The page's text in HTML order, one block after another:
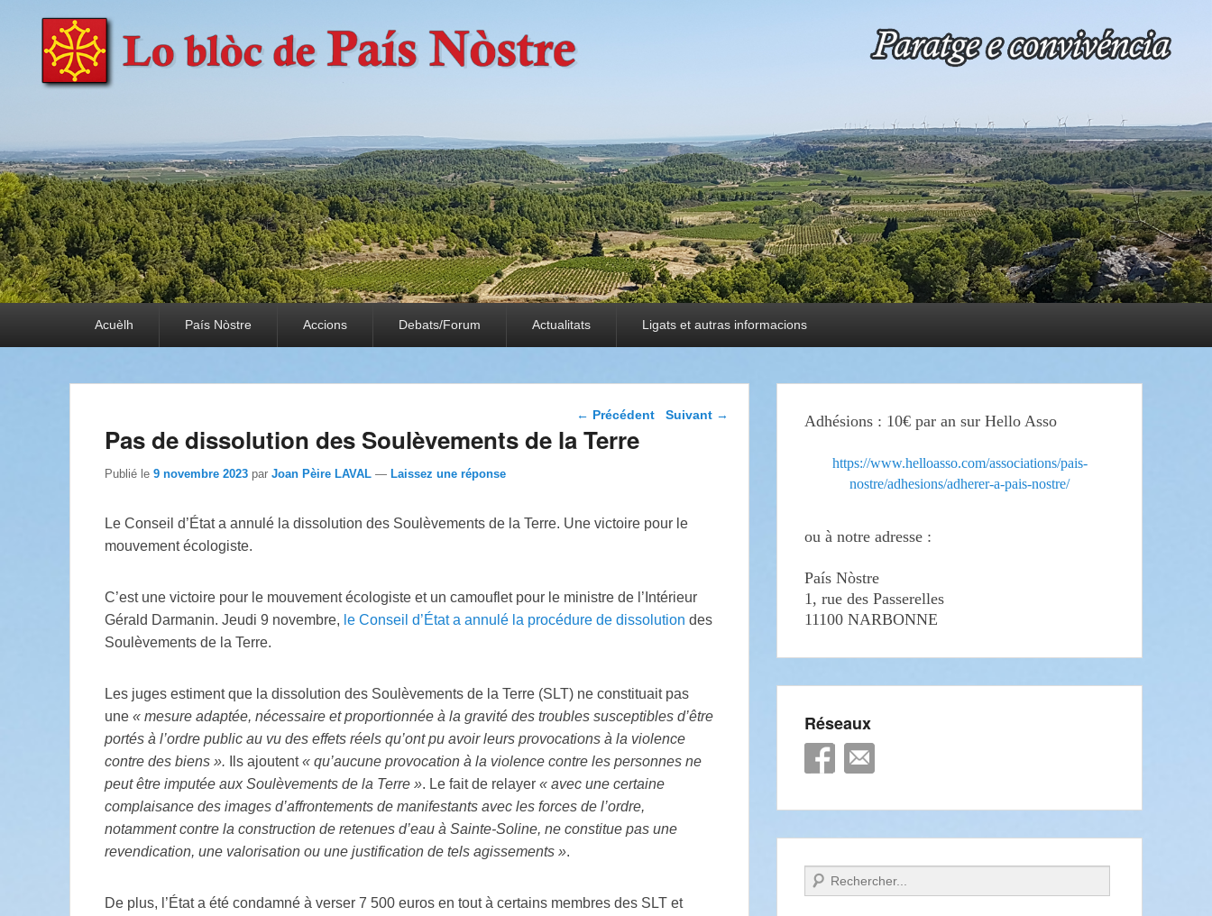
País Nòstre
Paratge e Convivència
Acuèlh País Nòstre Accions Debats/Forum Actualitats Ligats et autras informacions
Navigation dans les
← Précédent Suivant →
Pas de dissolution des Soulèvements de la Terre
Publié le 9 novembre 2023 par Joan Pèire LAVAL — Laissez une réponse
Le Conseil d’État a annulé la dissolution des Soulèvements de la Terre. Une victoire pour le
mouvement écologiste.
C’est une victoire pour le mouvement écologiste et un camouflet pour le ministre de l’Intérieur
Gérald Darmanin. Jeudi 9 novembre, le Conseil d’État a annulé la procédure de dissolution des
Soulèvements de la Terre.
Les juges estiment que la dissolution des Soulèvements de la Terre (SLT) ne constituait pas
une « mesure adaptée, nécessaire et proportionnée à la gravité des troubles susceptibles d’être
portés à l’ordre public au vu des effets réels qu’ont pu avoir leurs provocations à la violence
contre des biens ». Ils ajoutent« qu’aucune provocation à la violence contre les personnes ne
peut être imputée aux Soulèvements de la Terre ». Le fait de relayer « avec une certaine
complaisance des images d’affrontements de manifestants avec les forces de l’ordre,
notamment contre la construction de retenues d’eau à Sainte-Soline, ne constitue pas une
revendication, une valorisation ou une justification de tels agissements ».
De plus, l’État a été condamné à verser 7 500 euros en tout à certains membres des SLT et
Adhésions : 10€ par an sur Hello Asso
https://www.helloasso.com/associations/pais-
nostre/adhesions/adherer-a-pais-nostre/
ou à notre adresse :
País Nòstre
1, rue des Passerelles
11100 NARBONNE
Réseaux
Recherche